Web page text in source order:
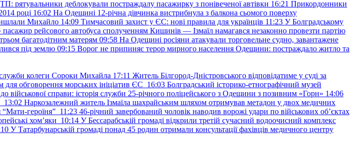
рятувальники деблокували постраждалу пасажирку з понівеченої автівки 16:21 Прикордонники
році 16:02 На Одещині 12-річна дівчинка вистрибнула з балкона сьомого поверху
Михайло 14:09 Тимчасовий захист у ЄС: нові правила для українців 11:23 У Болградському
рейсового автобуса сполученням Кишинів — Ізмаїл намагався незаконно провезти партію
багатодітним матерям 09:58 На Одещині росіяни атакували торговельне судно, завантажене
під землю 09:15 Ворог не припиняє терор мирного населення Одещини: постраждало житло та
служби колеги Сороки Михайла 17:11 Житель Білгород-Дністровського відповідатиме у суді за
для обговорення морських ініціатив ЄС 16:03 Болградський історико-етнографічний музей
до військової справи: історія служби 25-річного поліцейського з Одещини з позивним «Горн» 14:06
13:02 Наркозалежний житель Ізмаїла шахрайським шляхом отримував метадон у двох медичних
“Мати-героїня” 11:23 46-річний завербований чоловік наводив ворожі удари по військових обʼєктах
хом’яки 10:14 У Бессарабській громаді відкрили третій сучасний водоочисний комплекс
У Татарбунарській громаді понад 45 родин отримали консультації фахівців медичного центру